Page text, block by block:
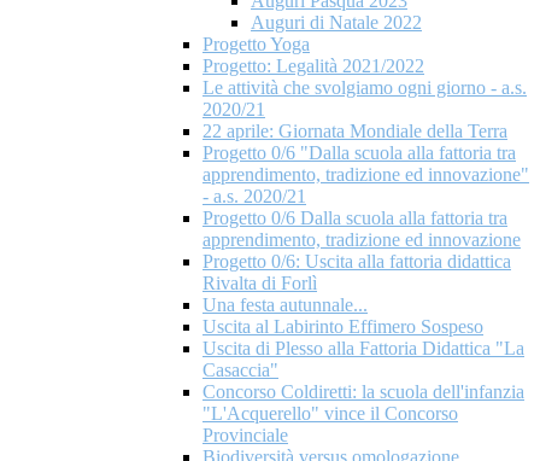
Auguri di Natale 2022
Progetto Yoga
Progetto: Legalità 2021/2022
Le attività che svolgiamo ogni giorno - a.s.
2020/21
22 aprile: Giornata Mondiale della Terra
Progetto 0/6 "Dalla scuola alla fattoria tra
apprendimento, tradizione ed innovazione"
- a.s. 2020/21
Progetto 0/6 Dalla scuola alla fattoria tra
apprendimento, tradizione ed innovazione
Progetto 0/6: Uscita alla fattoria didattica
Rivalta di Forlì
Una festa autunnale...
Uscita al Labirinto Effimero Sospeso
Uscita di Plesso alla Fattoria Didattica "La
Casaccia"
Concorso Coldiretti: la scuola dell'infanzia
"L'Acquerello" vince il Concorso
Provinciale